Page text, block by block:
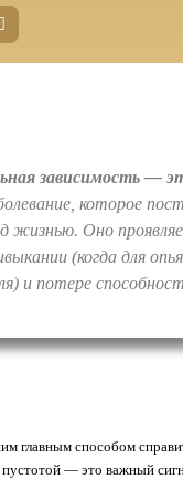
зависимость —
которое
жизнью. Оно
(когда для
и потере
главным способом
— это важный